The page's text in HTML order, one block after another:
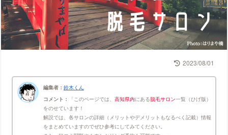
2023/08/01
編集者： 鈴木くん
コメント：
このページでは、 高知県内にある脱毛サロン一覧（ひげ版）
をのせています！
解説では、各サロンの詳細（メリットやデメリットもなるべく記載）情報
をまとめていますのでぜひ参考にしてみてください。